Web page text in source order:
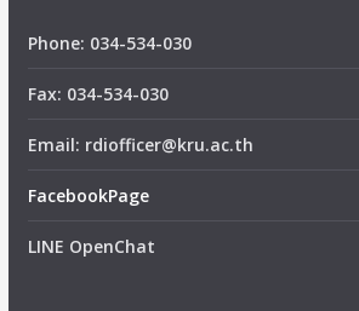
Phone: 034-534-030
Fax: 034-534-030
Email: rdiofficer@kru.ac.th
FacebookPage
LINE OpenChat